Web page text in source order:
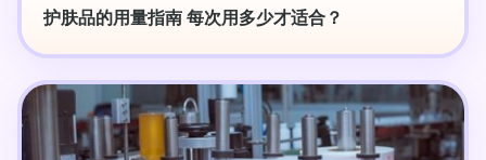
护肤品的用量指南 每次用多少才适合？